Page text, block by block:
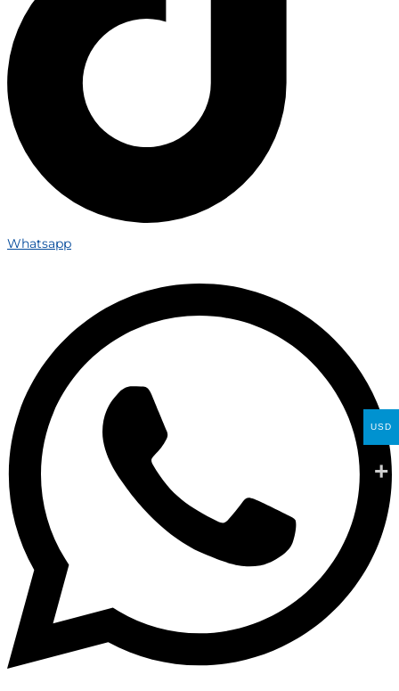
Whatsapp
USD